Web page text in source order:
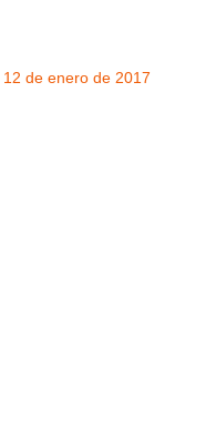
12 de enero de 2017